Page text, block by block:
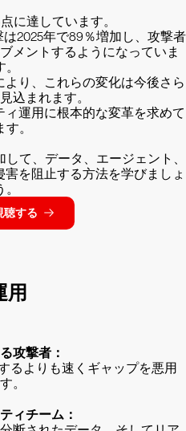
に達しています。
2025年で89％増加し、攻撃者
メントするようになっていま
。
り、これらの変化は今後さら
込まれます。
運用に根本的な変革を求めて
す。
て、データ、エージェント、
を阻止する方法を学びましょ
。
聴する
用
攻撃者：
るよりも速くギャップを悪用
。
ィチーム：